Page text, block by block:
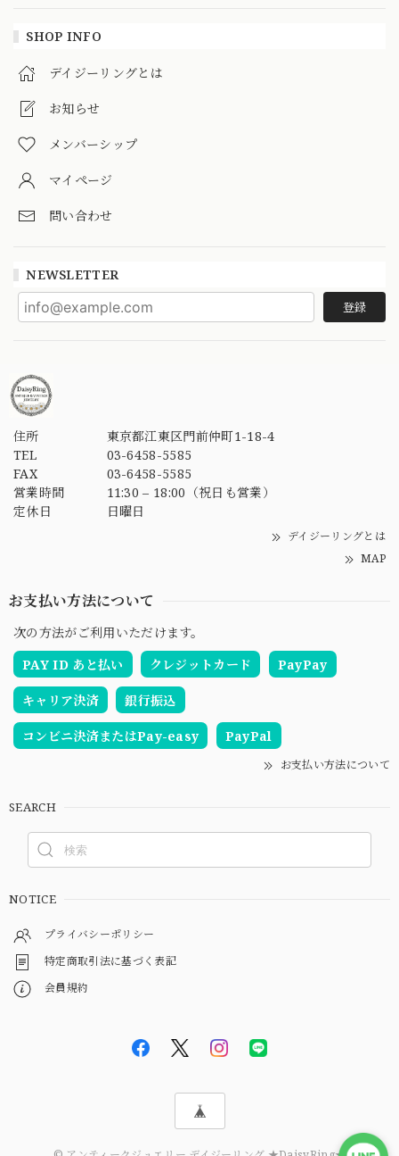
SHOP INFO
デイジーリングとは
お知らせ
メンバーシップ
マイページ
問い合わせ
NEWSLETTER
登録
住所
東京都江東区門前仲町1-18-4
TEL
03-6458-5585
FAX
03-6458-5585
営業時間
11:30 – 18:00（祝日も営業）
定休日
日曜日
デイジーリングとは
MAP
お支払い方法について
次の方法がご利用いただけます。
PAY ID あと払い
クレジットカード PayPay
キャリア決済 銀行振込
コンビニ決済またはPay-easy PayPal
お支払い方法について
SEARCH
NOTICE
プライバシーポリシー
特定商取引法に基づく表記
会員規約